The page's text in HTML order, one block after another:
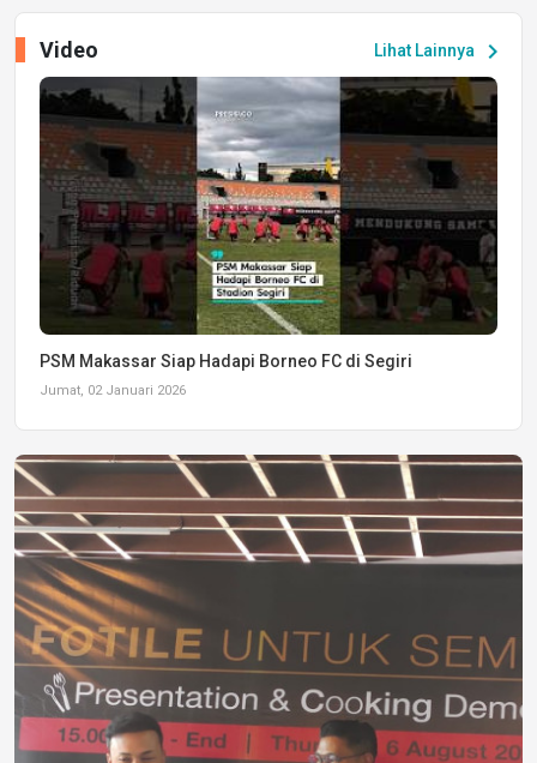
Lihat Lainnya chevron_right
Video
PSM Makassar Siap Hadapi Borneo FC di Segiri
Jumat, 02 Januari 2026